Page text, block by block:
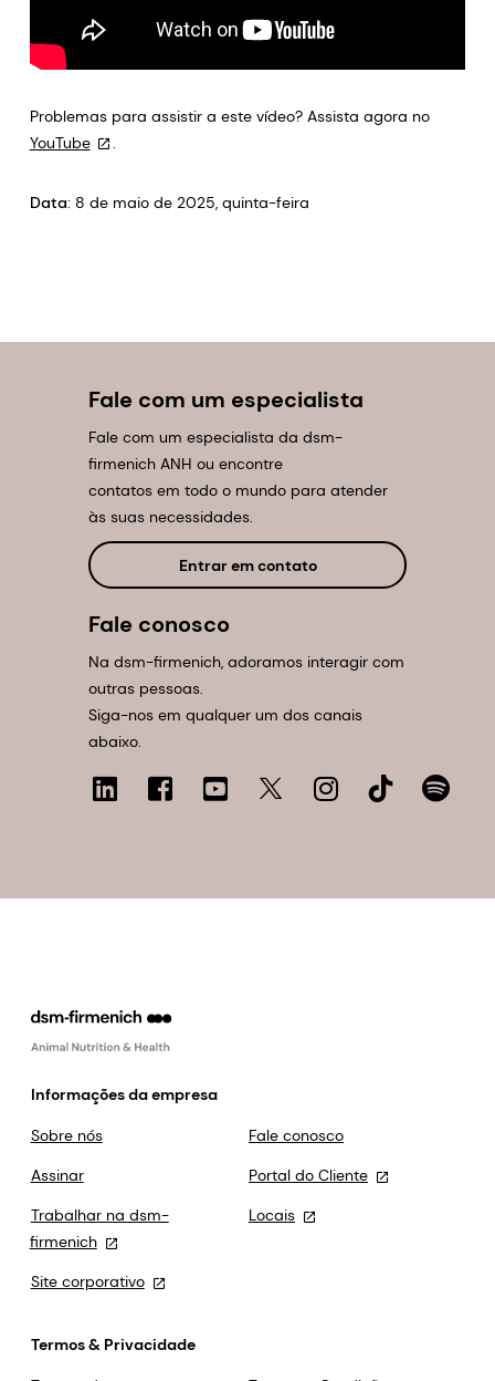
Problemas para assistir a este vídeo? Assista agora no
YouTube
.
Data: 8 de maio de 2025, quinta-feira
Fale com um especialista
Fale com um especialista da dsm-
firmenich ANH ou encontre
contatos em todo o mundo para atender
às suas necessidades.
Entrar em contato
Fale conosco
Na dsm-firmenich, adoramos interagir com
outras pessoas.
Siga-nos em qualquer um dos canais
abaixo.
Informações da empresa
Sobre nós
Fale conosco
Assinar
Portal do Cliente
Trabalhar na dsm-
firmenich
Locais
Site corporativo
Termos & Privacidade